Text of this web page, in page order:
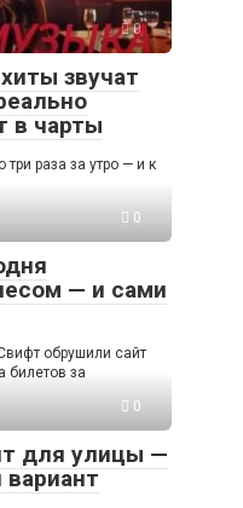
0
звучат
в чарты
раза за утро — и к
0
— и сами
обрушили сайт
билетов за
0
для улицы —